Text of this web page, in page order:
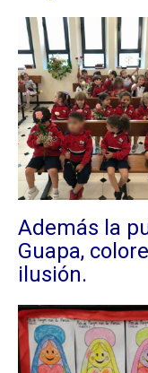
Además la
Guapa,
ilusión.